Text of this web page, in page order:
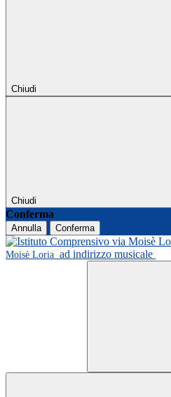
Chiudi
Chiudi
Conferma
Annulla
Conferma
Moisè Loria ad indirizzo musicale